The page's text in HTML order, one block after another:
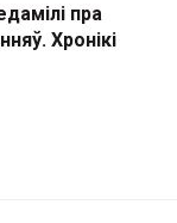
пра
Хронікі